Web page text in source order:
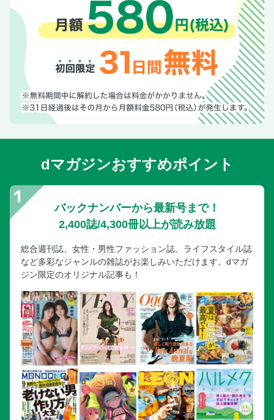
dマガジンおすすめポイント
バックナンバーから最新号まで！
2,400誌/4,300冊以上が読み放題
総合週刊誌、女性・男性ファッション誌、ライフスタイル誌
など多彩なジャンルの雑誌がお楽しみいただけます。dマガ
ジン限定のオリジナル記事も！